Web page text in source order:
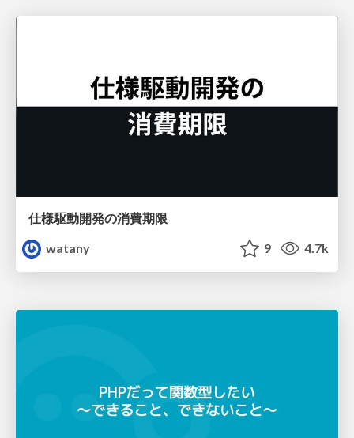
仕様駆動開発の消費期限
watany
9 4.7k